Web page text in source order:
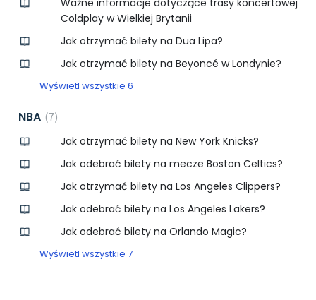
Ważne informacje dotyczące trasy koncertowej
Coldplay w Wielkiej Brytanii
Jak otrzymać bilety na Dua Lipa?
Jak otrzymać bilety na Beyoncé w Londynie?
Wyświetl wszystkie 6
NBA 7
Jak otrzymać bilety na New York Knicks?
Jak odebrać bilety na mecze Boston Celtics?
Jak otrzymać bilety na Los Angeles Clippers?
Jak odebrać bilety na Los Angeles Lakers?
Jak odebrać bilety na Orlando Magic?
Wyświetl wszystkie 7